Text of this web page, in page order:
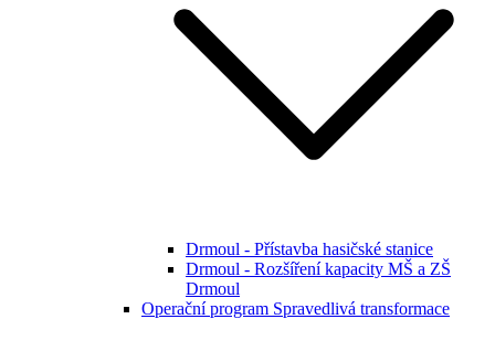
Drmoul - Přístavba hasičské stanice
Drmoul - Rozšíření kapacity MŠ a ZŠ
Drmoul
Operační program Spravedlivá transformace